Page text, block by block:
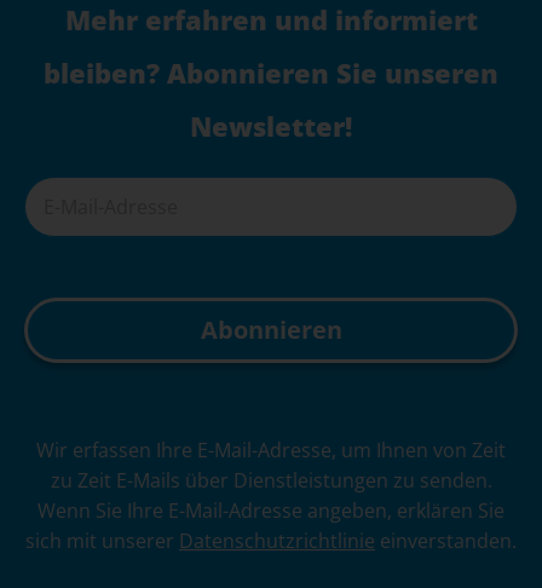
Mehr erfahren und informiert
bleiben? Abonnieren Sie unseren
Newsletter!
e
Wir erfassen Ihre E-Mail-Adresse, um Ihnen von Zeit
zu Zeit E-Mails über Dienstleistungen zu senden.
Wenn Sie Ihre E-Mail-Adresse angeben, erklären Sie
sich mit unserer Datenschutzrichtlinie einverstanden.